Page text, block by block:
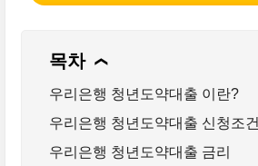
목차 ❯
우리은행 청년도약대출 이란?
우리은행 청년도약대출 신청조건
우리은행 청년도약대출 금리